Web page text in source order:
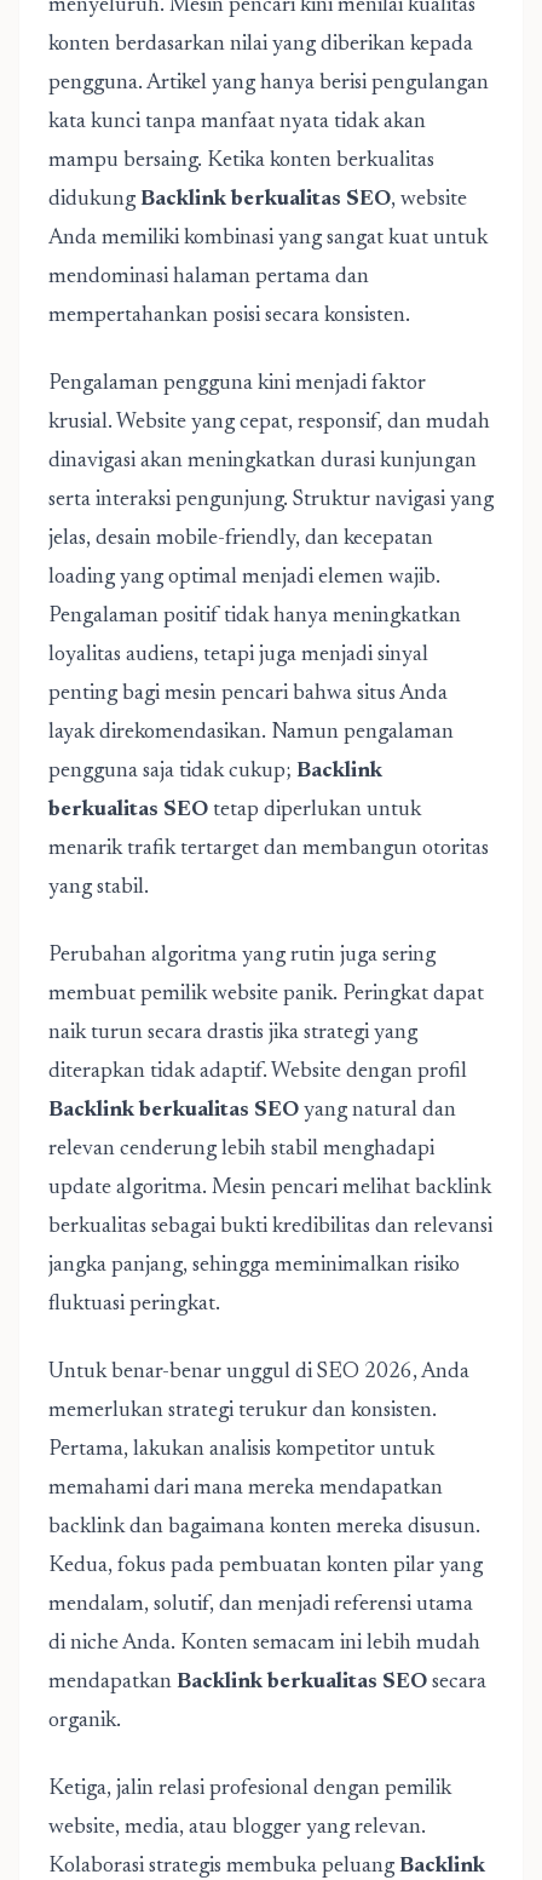
menyeluruh. Mesin pencari kini menilai kualitas
konten berdasarkan nilai yang diberikan kepada
pengguna. Artikel yang hanya berisi pengulangan
kata kunci tanpa manfaat nyata tidak akan
mampu bersaing. Ketika konten berkualitas
didukung Backlink berkualitas SEO, website
Anda memiliki kombinasi yang sangat kuat untuk
mendominasi halaman pertama dan
mempertahankan posisi secara konsisten.
Pengalaman pengguna kini menjadi faktor
krusial. Website yang cepat, responsif, dan mudah
dinavigasi akan meningkatkan durasi kunjungan
serta interaksi pengunjung. Struktur navigasi yang
jelas, desain mobile-friendly, dan kecepatan
loading yang optimal menjadi elemen wajib.
Pengalaman positif tidak hanya meningkatkan
loyalitas audiens, tetapi juga menjadi sinyal
penting bagi mesin pencari bahwa situs Anda
layak direkomendasikan. Namun pengalaman
pengguna saja tidak cukup; Backlink
berkualitas SEO tetap diperlukan untuk
menarik trafik tertarget dan membangun otoritas
yang stabil.
Perubahan algoritma yang rutin juga sering
membuat pemilik website panik. Peringkat dapat
naik turun secara drastis jika strategi yang
diterapkan tidak adaptif. Website dengan profil
Backlink berkualitas SEO yang natural dan
relevan cenderung lebih stabil menghadapi
update algoritma. Mesin pencari melihat backlink
berkualitas sebagai bukti kredibilitas dan relevansi
jangka panjang, sehingga meminimalkan risiko
fluktuasi peringkat.
Untuk benar-benar unggul di SEO 2026, Anda
memerlukan strategi terukur dan konsisten.
Pertama, lakukan analisis kompetitor untuk
memahami dari mana mereka mendapatkan
backlink dan bagaimana konten mereka disusun.
Kedua, fokus pada pembuatan konten pilar yang
mendalam, solutif, dan menjadi referensi utama
di niche Anda. Konten semacam ini lebih mudah
mendapatkan Backlink berkualitas SEO secara
organik.
Ketiga, jalin relasi profesional dengan pemilik
website, media, atau blogger yang relevan.
Kolaborasi strategis membuka peluang Backlink